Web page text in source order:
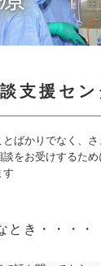
支援セ
ばかりでなく、
をお受けするた
す
とき・・・・